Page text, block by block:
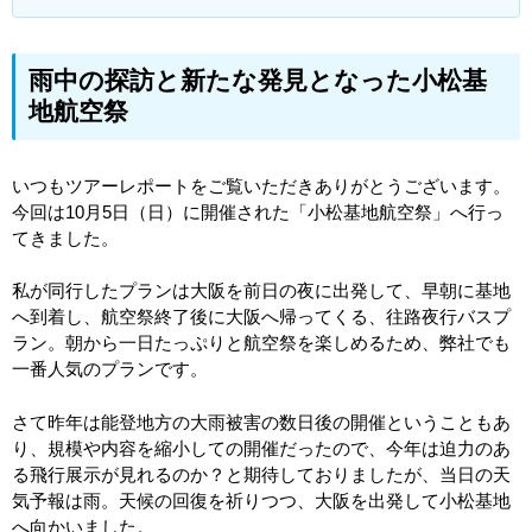
雨中の探訪と新たな発見となった小松基
地航空祭
いつもツアーレポートをご覧いただきありがとうございます。
今回は10月5日（日）に開催された「小松基地航空祭」へ行っ
てきました。
私が同行したプランは大阪を前日の夜に出発して、早朝に基地
へ到着し、航空祭終了後に大阪へ帰ってくる、往路夜行バスプ
ラン。朝から一日たっぷりと航空祭を楽しめるため、弊社でも
一番人気のプランです。
さて昨年は能登地方の大雨被害の数日後の開催ということもあ
り、規模や内容を縮小しての開催だったので、今年は迫力のあ
る飛行展示が見れるのか？と期待しておりましたが、当日の天
気予報は雨。天候の回復を祈りつつ、大阪を出発して小松基地
へ向かいました。